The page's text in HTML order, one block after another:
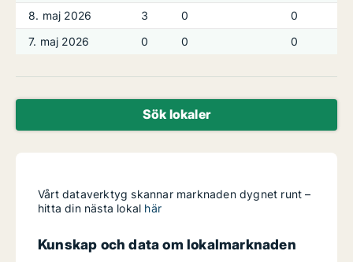
8. maj 2026
3 0
0
7. maj 2026
0 0 0
Sök lokaler
Vårt dataverktyg skannar marknaden dygnet runt –
hitta din nästa lokal här
Kunskap och data om lokalmarknaden